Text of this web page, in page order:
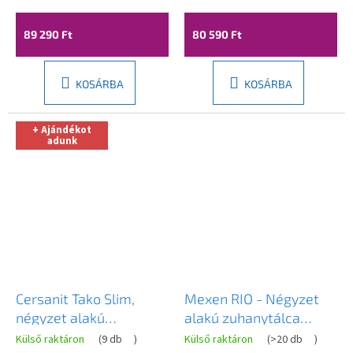
cm, szürke-beton,
44618080
89 290 Ft
KOSÁRBA
szürke-beton,
44617070
80 590 Ft
KOSÁRBA
+ Ajándékot
adunk
Cersanit Tako Slim,
négyzet alakú
zuhanytálca 80x80x4
Külső raktáron (9 db )
Mexen RIO - Négyzet
alakú zuhanytálca
80x80x14 cm + króm
Külső raktáron (>20 db )